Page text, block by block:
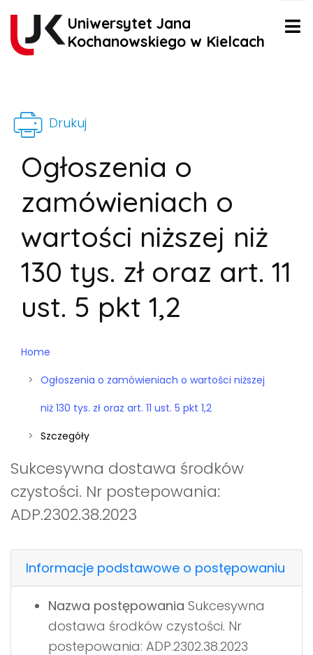
Uniwersytet Jana
Kochanowskiego w Kielcach
Drukuj
Ogłoszenia o
zamówieniach o
wartości niższej niż
130 tys. zł oraz art. 11
ust. 5 pkt 1,2
Home
Ogłoszenia o zamówieniach o wartości niższej
niż 130 tys. zł oraz art. 11 ust. 5 pkt 1,2
Szczegóły
Sukcesywna dostawa środków
czystości. Nr postepowania:
ADP.2302.38.2023
Informacje podstawowe o postępowaniu
Nazwa postępowania Sukcesywna
dostawa środków czystości. Nr
postepowania: ADP.2302.38.2023